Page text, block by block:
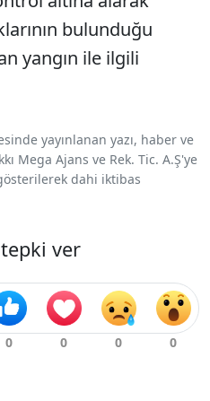
bulunduğu
yangın ile ilgili
yayınlanan yazı, haber ve
Mega Ajans ve Rek. Tic. A.Ş'ye
dahi iktibas
ver